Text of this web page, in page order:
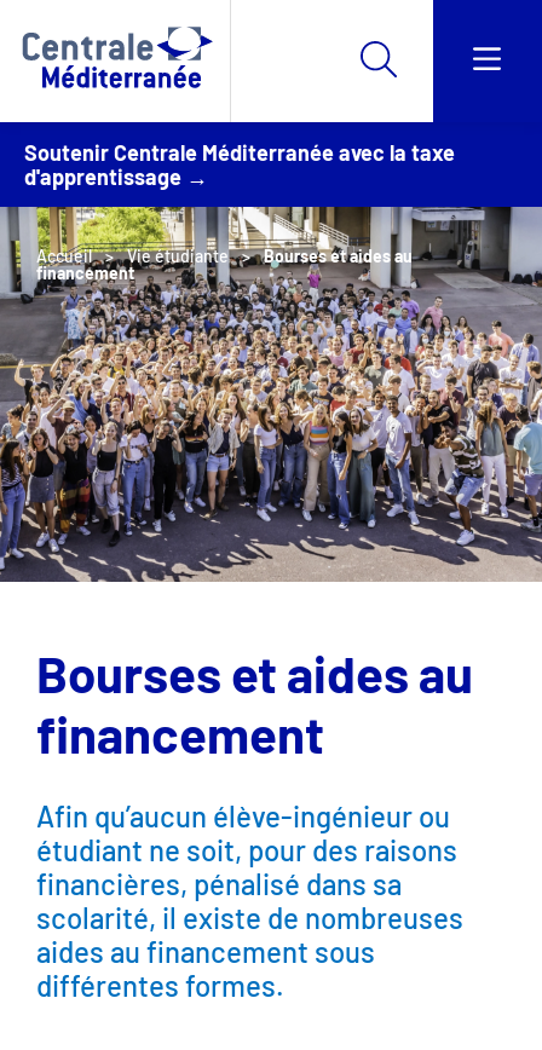
Soutenir Centrale Méditerranée avec la taxe
d'apprentissage →
Accueil Vie étudiante
Bourses et aides au
financement
Bourses et aides au
financement
Afin qu’aucun élève-ingénieur ou
étudiant ne soit, pour des raisons
financières, pénalisé dans sa
scolarité, il existe de nombreuses
aides au financement sous
différentes formes.